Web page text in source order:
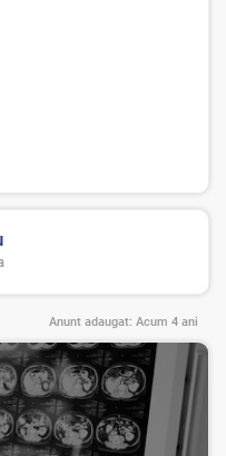
Anunt adaugat: Acum 4 ani